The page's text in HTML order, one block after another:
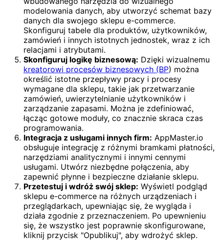
modelowania danych, aby utworzyć schemat bazy
danych dla swojego sklepu e-commerce.
Skonfiguruj tabele dla produktów, użytkowników,
zamówień i innych istotnych jednostek, wraz z ich
relacjami i atrybutami.
Skonfiguruj logikę biznesową: Dzięki wizualnemu
kreatorowi procesów biznesowych (BP) można
określić istotne przepływy pracy i procesy
wymagane dla sklepu, takie jak przetwarzanie
zamówień, uwierzytelnianie użytkowników i
zarządzanie zapasami. Można je zdefiniować,
łącząc gotowe moduły, co znacznie skraca czas
programowania.
Integracja z usługami innych firm: AppMaster.io
obsługuje integrację z różnymi bramkami płatności,
narzędziami analitycznymi i innymi cennymi
usługami. Utwórz niezbędne połączenia, aby
zapewnić płynne i bezpieczne działanie sklepu.
Przetestuj i wdróż swój sklep: Wyświetl podgląd
sklepu e-commerce na różnych urządzeniach i
przeglądarkach, upewniając się, że wygląda i
działa zgodnie z przeznaczeniem. Po upewnieniu
się, że wszystko jest poprawnie skonfigurowane,
kliknij przycisk "Opublikuj", aby wdrożyć sklep.